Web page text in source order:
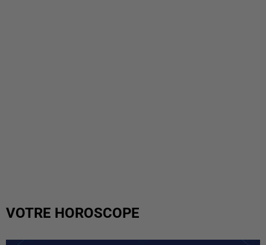
VOTRE HOROSCOPE